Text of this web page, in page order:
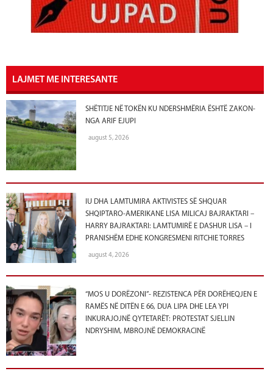
LAJMET ME INTERESANTE
SHËTITJE NË TOKËN KU NDERSHMËRIA ËSHTË ZAKON-
NGA ARIF EJUPI
august 5, 2026
IU DHA LAMTUMIRA AKTIVISTES SË SHQUAR
SHQIPTARO-AMERIKANE LISA MILICAJ BAJRAKTARI –
HARRY BAJRAKTARI: LAMTUMIRË E DASHUR LISA – I
PRANISHËM EDHE KONGRESMENI RITCHIE TORRES
august 4, 2026
“MOS U DORËZONI”- REZISTENCA PËR DORËHEQJEN E
RAMËS NË DITËN E 66, DUA LIPA DHE LEA YPI
INKURAJOJNË QYTETARËT: PROTESTAT SJELLIN
NDRYSHIM, MBROJNË DEMOKRACINË